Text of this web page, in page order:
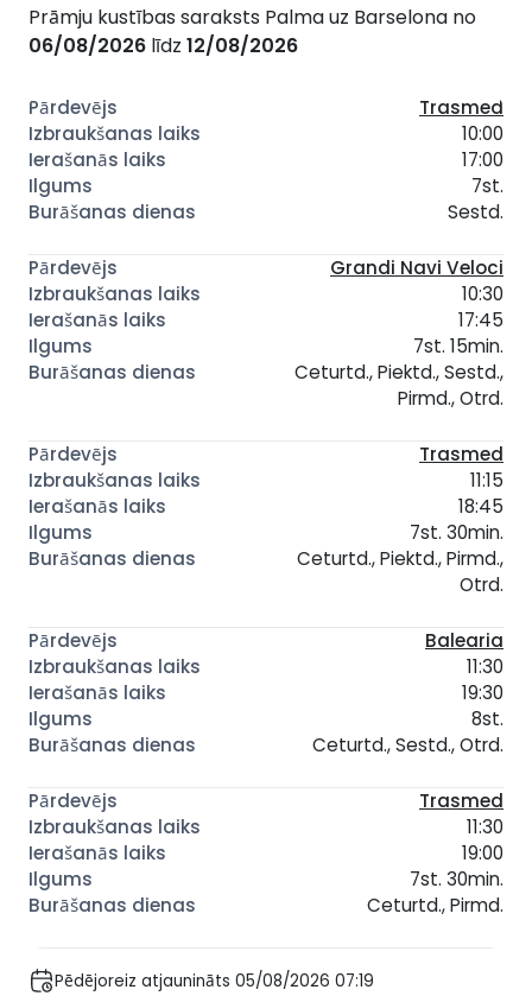
Prāmju kustības saraksts Palma uz Barselona no
06/08/2026 līdz 12/08/2026
Trasmed
10:00
17:00
7st.
Sestd.
Grandi Navi Veloci
10:30
17:45
7st. 15min.
Ceturtd., Piektd., Sestd.,
Pirmd., Otrd.
Trasmed
11:15
18:45
7st. 30min.
Ceturtd., Piektd., Pirmd.,
Otrd.
Balearia
11:30
19:30
8st.
Ceturtd., Sestd., Otrd.
Trasmed
11:30
19:00
7st. 30min.
Ceturtd., Pirmd.
Pēdējoreiz atjaunināts 05/08/2026 07:19